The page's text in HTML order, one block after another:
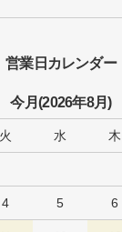
営業日カレンダー
今月(2026年8月)
火 水 木
4 5 6